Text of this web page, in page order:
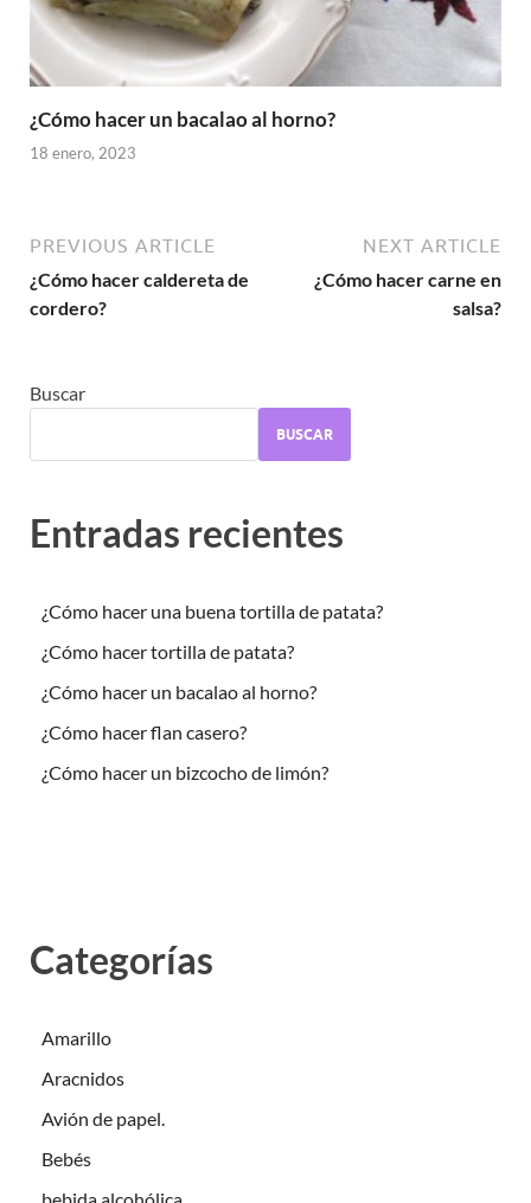
¿Cómo hacer un bacalao al horno?
18 enero, 2023
PREVIOUS ARTICLE
¿Cómo hacer caldereta de
cordero?
NEXT ARTICLE
¿Cómo hacer carne en
salsa?
Buscar
BUSCAR
Entradas recientes
¿Cómo hacer una buena tortilla de patata?
¿Cómo hacer tortilla de patata?
¿Cómo hacer un bacalao al horno?
¿Cómo hacer flan casero?
¿Cómo hacer un bizcocho de limón?
Categorías
Amarillo
Aracnidos
Avión de papel.
Bebés